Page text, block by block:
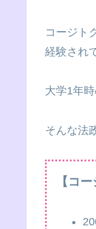
コージト
経験され
大学1年
そんな法
【コ